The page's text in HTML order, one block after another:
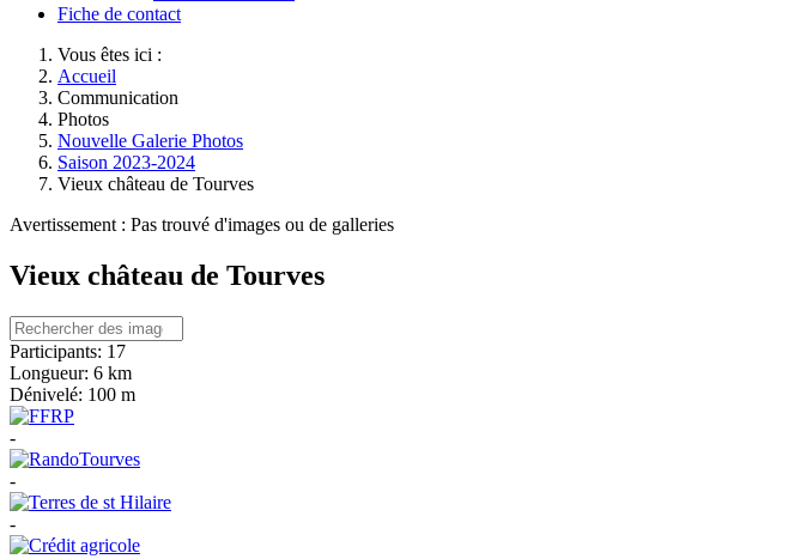
Fiche de contact
Vous êtes ici :
Accueil
Communication
Photos
Nouvelle Galerie Photos
Saison 2023-2024
Vieux château de Tourves
Avertissement : Pas trouvé d'images ou de galleries
Vieux château de Tourves
Participants: 17
Longueur: 6 km
Dénivelé: 100 m
-
-
-